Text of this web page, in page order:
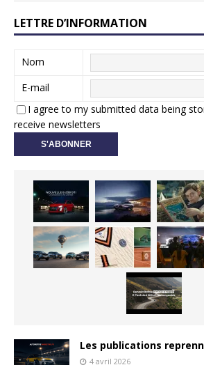
LETTRE D’INFORMATION
Nom
E-mail
I agree to my submitted data being
receive newsletters
Les publications
4 avril 2026